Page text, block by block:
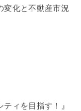
変化と不動産市況
ィを目指す！』